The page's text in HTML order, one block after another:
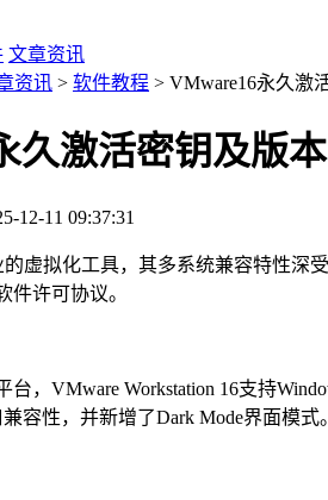
文章资讯
资讯 > 软件教程 > VMware16永久激
久激活密钥及版
12-11 09:37:31
的虚拟化工具，其多系统兼容特性
件许可协议。
台，VMware Workstation 16支持
容性，并新增了Dark Mode界面模式